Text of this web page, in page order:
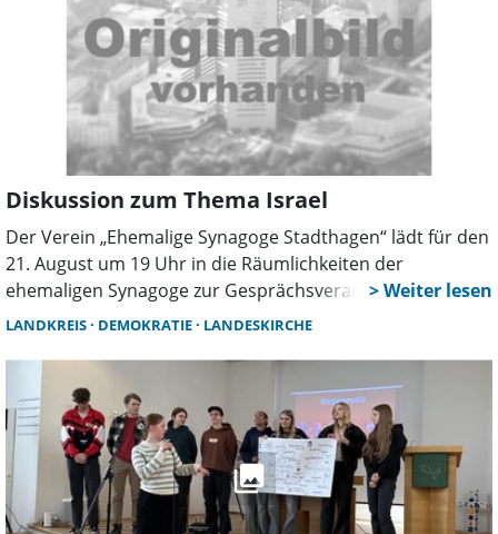
Diskussion zum Thema Israel
Der Verein „Ehemalige Synagoge Stadthagen“ lädt für den
21. August um 19 Uhr in die Räumlichkeiten der
ehemaligen Synagoge zur Gesprächsveranstaltung unter
dem Titel „Wie halten wir es mit Israel. Als Vortragender
rechtspolitische Sprecher der Bundestagsfraktion der
Grünen, nach Stadthagen.
LANDKREIS DEMOKRATIE LANDESKIRCHE